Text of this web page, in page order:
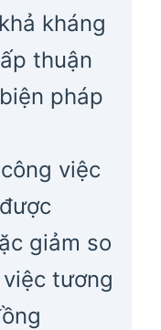
kháng
thuận
pháp
việc
giảm so
tương